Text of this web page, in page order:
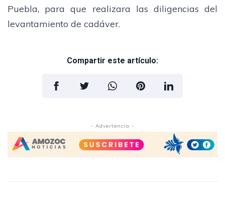
Puebla, para que realizara las diligencias del
levantamiento de cadáver.
Compartir este artículo:
- Advertencia -